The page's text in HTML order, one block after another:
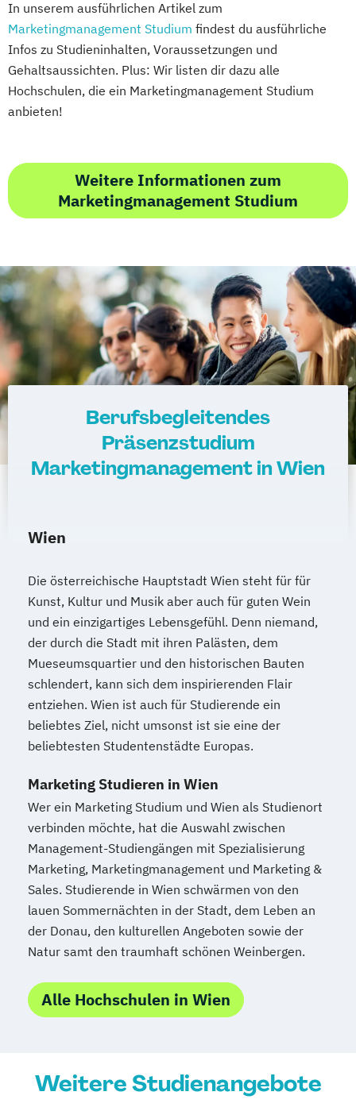
In unserem ausführlichen Artikel zum
Marketingmanagement Studium findest du ausführliche
Infos zu Studieninhalten, Voraussetzungen und
Gehaltsaussichten. Plus: Wir listen dir dazu alle
Hochschulen, die ein Marketingmanagement Studium
anbieten!
Weitere Informationen zum
Marketingmanagement Studium
Berufsbegleitendes
Präsenzstudium
Marketingmanagement in Wien
Wien
Die österreichische Hauptstadt Wien steht für für
Kunst, Kultur und Musik aber auch für guten Wein
und ein einzigartiges Lebensgefühl. Denn niemand,
der durch die Stadt mit ihren Palästen, dem
Mueseumsquartier und den historischen Bauten
schlendert, kann sich dem inspirierenden Flair
entziehen. Wien ist auch für Studierende ein
beliebtes Ziel, nicht umsonst ist sie eine der
beliebtesten Studentenstädte Europas.
Marketing Studieren in Wien
Wer ein Marketing Studium und Wien als Studienort
verbinden möchte, hat die Auswahl zwischen
Management-Studiengängen mit Spezialisierung
Marketing, Marketingmanagement und Marketing &
Sales. Studierende in Wien schwärmen von den
lauen Sommernächten in der Stadt, dem Leben an
der Donau, den kulturellen Angeboten sowie der
Natur samt den traumhaft schönen Weinbergen.
Alle Hochschulen in Wien
Weitere Studienangebote